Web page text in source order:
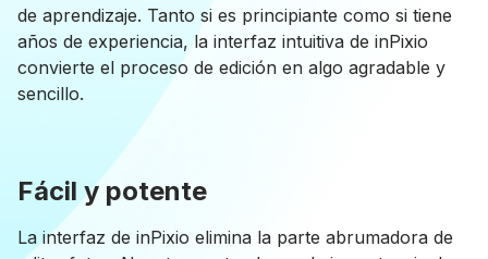
de aprendizaje. Tanto si es principiante como si tiene
años de experiencia, la interfaz intuitiva de inPixio
convierte el proceso de edición en algo agradable y
sencillo.
Fácil y potente
La interfaz de inPixio elimina la parte abrumadora de